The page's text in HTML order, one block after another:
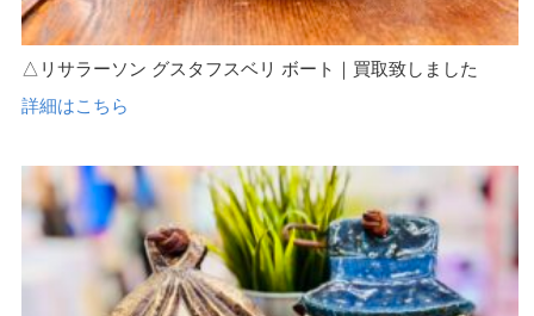
△リサラーソン グスタフスベリ ボート｜買取致しました
詳細はこちら